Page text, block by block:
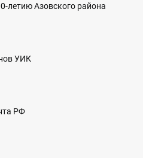
летию Азовского района
УИК
РФ